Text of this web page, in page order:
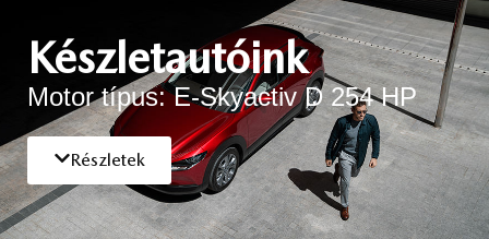
Készletautóink
Motor típus: E-Skyactiv D 254 HP
Részletek